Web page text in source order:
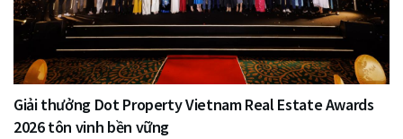
Giải thưởng Dot Property Vietnam Real Estate Awards
2026 tôn vinh bền vững